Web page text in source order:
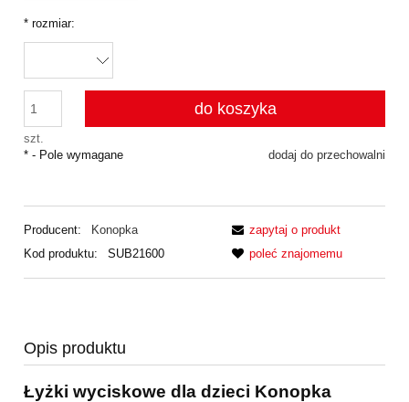
* rozmiar:
szt.
do koszyka
dodaj do przechowalni
* - Pole wymagane
Producent:
Konopka
Kod produktu:
SUB21600
zapytaj o produkt
poleć znajomemu
Opis produktu
Łyżki wyciskowe dla dzieci Konopka